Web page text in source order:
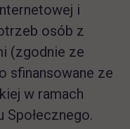
i
osób z
(zgodnie ze
sfinansowane ze
w ramach
Społecznego.